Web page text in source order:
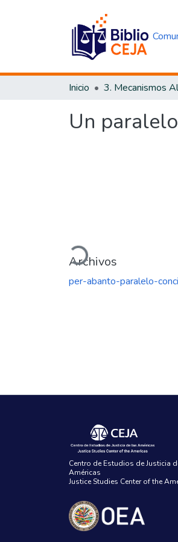
Inicio
Un
Cargando...
Archivos
per-abanto-paralelo-
Centro de Estudios de Justicia
Américas
Justice Studies Center of the